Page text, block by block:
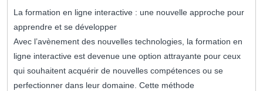
La formation en ligne interactive : une nouvelle approche pour
apprendre et se développer
Avec l’avènement des nouvelles technologies, la formation en
ligne interactive est devenue une option attrayante pour ceux
qui souhaitent acquérir de nouvelles compétences ou se
perfectionner dans leur domaine. Cette méthode